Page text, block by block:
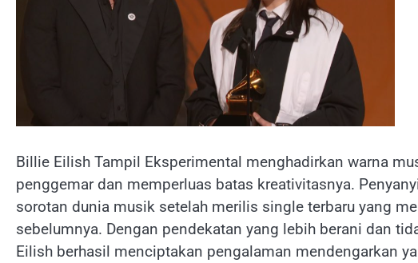
Billie Eilish Tampil Eksperimental menghadirkan warna
penggemar dan memperluas batas kreativitasnya.
sorotan dunia musik setelah merilis single terbaru yang
sebelumnya. Dengan pendekatan yang lebih berani dan
Eilish berhasil menciptakan pengalaman mendengarkan